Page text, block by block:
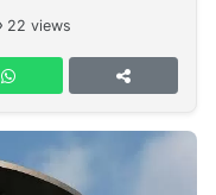
22 views